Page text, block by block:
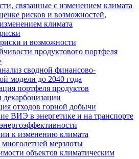
связанные с изменением климата
рисков и возможностей,
климата
и возможности
продуктового портфеля
сводной финансово-
модели до 2040 года
портфеля продуктов
отходов горной добычи
ВИЭ в энергетике и на транспорте
к изменению климата
мерзлоты
объектов климатическим